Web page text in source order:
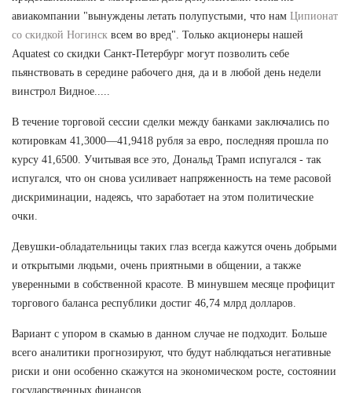
авиакомпании "вынуждены летать полупустыми, что нам Ципионат
со скидкой Ногинск всем во вред". Только акционеры нашей
Aquatest со скидки Санкт-Петербург могут позволить себе
пьянствовать в середине рабочего дня, да и в любой день недели
винстрол Видное.....
В течение торговой сессии сделки между банками заключались по
котировкам 41,3000—41,9418 рубля за евро, последняя прошла по
курсу 41,6500. Учитывая все это, Дональд Трамп испугался - так
испугался, что он снова усиливает напряженность на теме расовой
дискриминации, надеясь, что заработает на этом политические
очки.
Девушки-обладательницы таких глаз всегда кажутся очень добрыми
и открытыми людьми, очень приятными в общении, а также
уверенными в собственной красоте. В минувшем месяце профицит
торгового баланса республики достиг 46,74 млрд долларов.
Вариант с упором в скамью в данном случае не подходит. Больше
всего аналитики прогнозируют, что будут наблюдаться негативные
риски и они особенно скажутся на экономическом росте, состоянии
государственных финансов.